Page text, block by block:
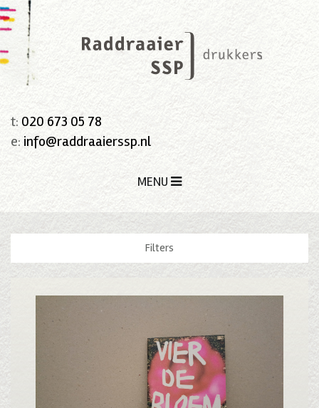
t: 020 673 05 78
e: info@raddraaierssp.nl
MENU
Filters